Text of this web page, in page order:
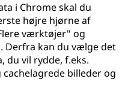
i Chrome skal du
højre hjørne af
værktøjer" og
Derfra kan du vælge det
du vil rydde, f.eks.
billeder og